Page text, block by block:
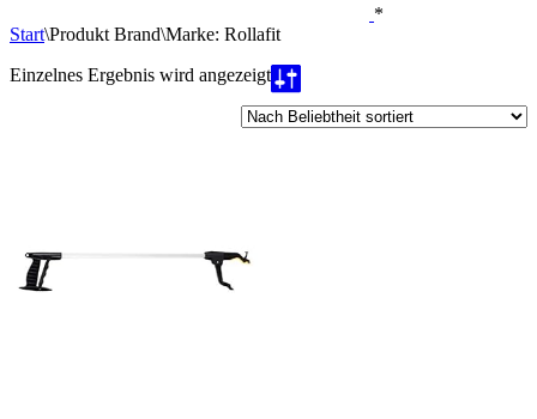
*
Start\Produkt Brand\Marke: Rollafit
Einzelnes Ergebnis wird angezeigt